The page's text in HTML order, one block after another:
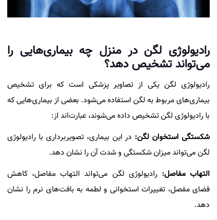
رادیولوژی لگن در منزل چه بیماری‌هایی را
می‌تواند تشخیص دهد؟
رادیولوژی لگن یکی از تصاویر پزشکی است که برای تشخیص
بیماری‌های مربوط به لگن استفاده می‌شود. بعضی از بیماری‌هایی که
با رادیولوژی لگن تشخیص داده می‌شوند، عبارت‌اند از:
شکستگی استخوان لگن: در این بیماری، تصویربرداری با رادیولوژی
لگن می‌تواند میزان شکستگی و شدت آن را نشان دهد.
التهاب مفاصل: رادیولوژی لگن می‌تواند التهاب مفاصل، کاهش
فضای مفصل، تغییرات استخوانی و لطمه به بافت‌های نرم را نشان
دهد.